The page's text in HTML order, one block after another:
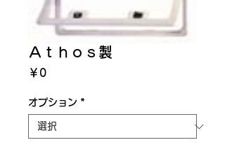
Ａｔｈｏｓ製
￥0価
オプション *